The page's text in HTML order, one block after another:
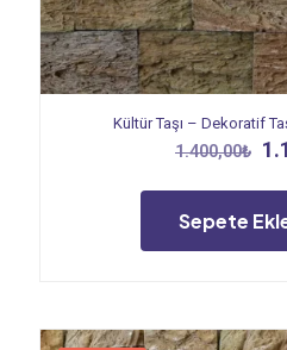
Kültür Taşı – Dekoratif
1.400,00₺
Sepete